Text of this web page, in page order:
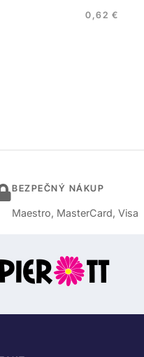
0,62 €
BEZPEČNÝ NÁKUP
Maestro, MasterCard, Visa